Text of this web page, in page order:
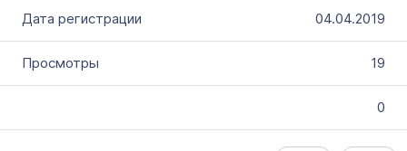
04.04.2019
19
0